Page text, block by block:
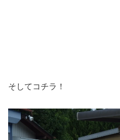
そしてコチラ！